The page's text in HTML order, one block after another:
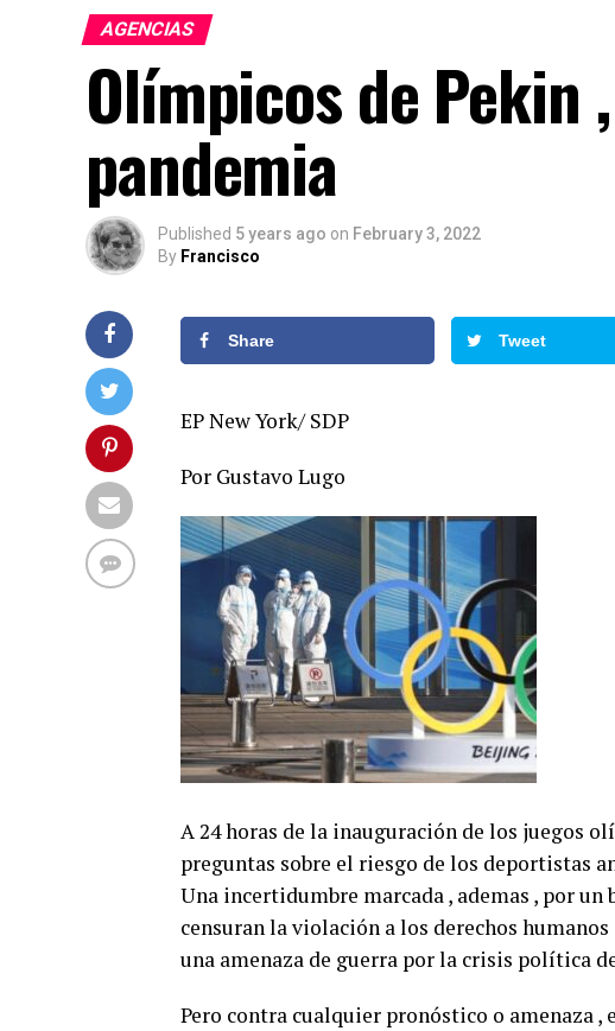
AGENCIAS
Olímpicos de Pekin
pandemia
Published 5 years ago on February 3, 2022
By Francisco
Share Tweet
EP New York/ SDP
Por Gustavo Lugo
A 24 horas de la inauguración de los juegos
preguntas sobre el riesgo de los deportistas
Una incertidumbre marcada , ademas , por
censuran la violación a los derechos
una amenaza de guerra por la crisis política
Pero contra cualquier pronóstico o amenaza